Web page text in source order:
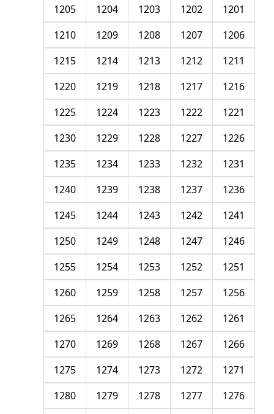
1201
1202
1203
1204
1205
1206
1207
1208
1209
1210
1211
1212
1213
1214
1215
1216
1217
1218
1219
1220
1221
1222
1223
1224
1225
1226
1227
1228
1229
1230
1231
1232
1233
1234
1235
1236
1237
1238
1239
1240
1241
1242
1243
1244
1245
1246
1247
1248
1249
1250
1251
1252
1253
1254
1255
1256
1257
1258
1259
1260
1261
1262
1263
1264
1265
1266
1267
1268
1269
1270
1271
1272
1273
1274
1275
1276
1277
1278
1279
1280